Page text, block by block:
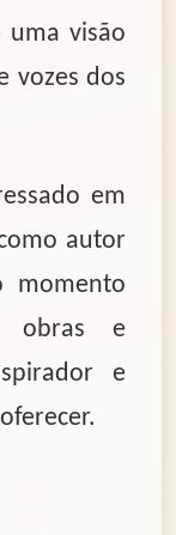
uma visão
vozes dos
em
autor
momento
obras e
e